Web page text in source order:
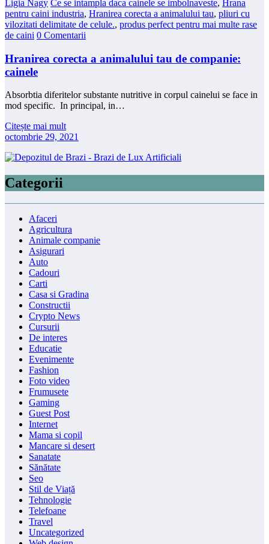
Ligia Nagy Ce se intampla daca cainele se imbolnaveste, Hrana
pentru caini industria, Hranirea corecta a animalului tau, pliuri cu
vilozitati delimitate de celule., produs perfect pentru mai multe rase
de caini 0 Comentarii
Hranirea corecta a animalului tau de companie:
cainele
Absorbtia diferitelor substante nutritive in corpul cainelui se face in
mod specific. In principal, in…
Citește mai mult
octombrie 29, 2021
Categorii
Afaceri
Agricultura
Animale companie
Asigurari
Auto
Cadouri
Carti
Casa si Gradina
Constructii
Crypto News
Cursurii
De interes
Educatie
Evenimente
Fashion
Foto video
Frumusete
Gaming
Guest Post
Internet
Mama si copil
Mancare si desert
Sanatate
Sănătate
Seo
Stil de Viață
Tehnologie
Telefoane
Travel
Uncategorized